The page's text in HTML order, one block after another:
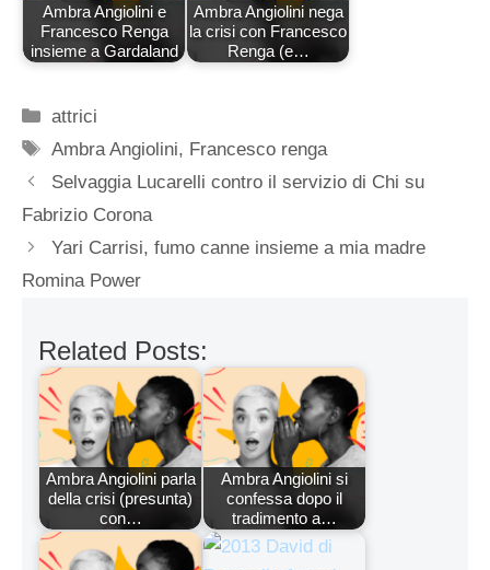
Ambra Angiolini e
Francesco Renga
insieme a Gardaland
Ambra Angiolini nega
la crisi con Francesco
Renga (e…
Categorie
attrici
Tag
Ambra Angiolini, Francesco renga
Selvaggia Lucarelli contro il servizio di Chi su
Fabrizio Corona
Yari Carrisi, fumo canne insieme a mia madre
Romina Power
Related Posts:
Ambra Angiolini parla
della crisi (presunta)
con…
Ambra Angiolini si
confessa dopo il
tradimento a…